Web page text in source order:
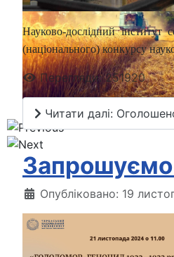
Науково-дослідний інститут
(національного) конкурсу
Перегляди: 251920
Читати далі:
Запрошуємо
Опубліковано: 19